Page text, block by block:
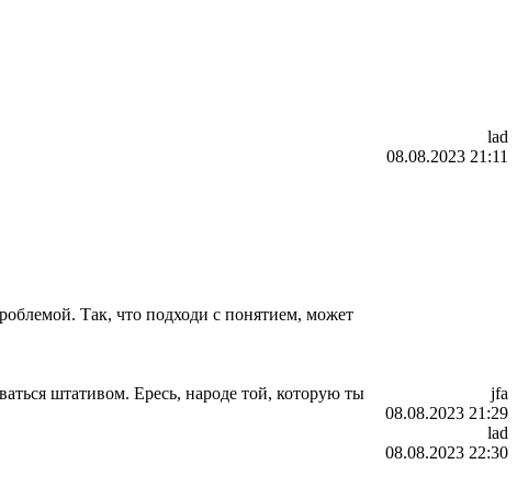
Так, что подходи с понятием, может
lad
08.08.2023 21:11
штативом. Ересь, народе той, которую ты
jfa
08.08.2023 21:29
lad
08.08.2023 22:30